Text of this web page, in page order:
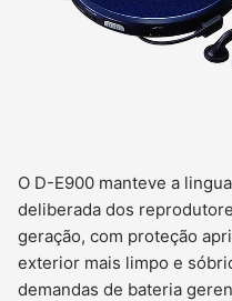
O D-E900 manteve a
deliberada dos
geração, com proteção
exterior mais limpo e
demandas de bateria